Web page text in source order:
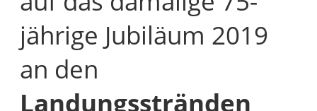
jährige Jubiläum 2019
an den
Landungsstränden